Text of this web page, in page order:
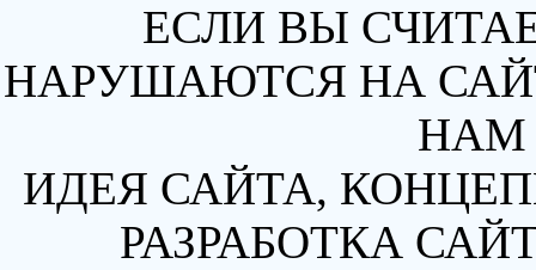
ЕСЛИ ВЫ
НАРУШАЮТСЯ НА
НАМ
ИДЕЯ САЙТА,
РАЗРАБОТКА